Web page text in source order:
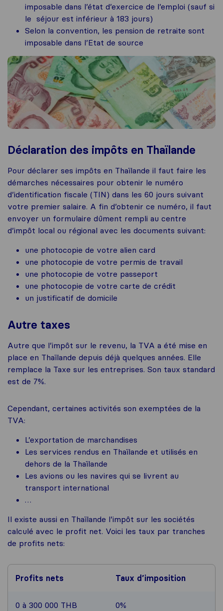
imposable dans l’état d’exercice de l’emploi (sauf si
le séjour est inférieur à 183 jours)
Selon la convention, les pension de retraite sont
imposable dans l’Etat de source
Déclaration des impôts en Thaïlande
Pour déclarer ses impôts en Thaïlande il faut faire les
démarches nécessaires pour obtenir le numéro
d’identification fiscale (TIN) dans les 60 jours suivant
votre premier salaire. A fin d’obtenir ce numéro, il faut
envoyer un formulaire dûment rempli au centre
d’impôt local ou régional avec les documents suivant:
une photocopie de votre alien card
une photocopie de votre permis de travail
une photocopie de votre passeport
une photocopie de votre carte de crédit
un justificatif de domicile
Autre taxes
Autre que l’impôt sur le revenu, la TVA a été mise en
place en Thaïlande depuis déjà quelques années. Elle
remplace la Taxe sur les entreprises. Son taux standard
est de 7%.
Cependant, certaines activités son exemptées de la
TVA:
L’exportation de marchandises
Les services rendus en Thaïlande et utilisés en
dehors de la Thaïlande
Les avions ou les navires qui se livrent au
transport international
…
Il existe aussi en Thaïlande l’impôt sur les sociétés
calculé avec le profit net. Voici les taux par tranches
de profits nets:
Profits nets Taux d’imposition
0 à 300 000 THB 0%